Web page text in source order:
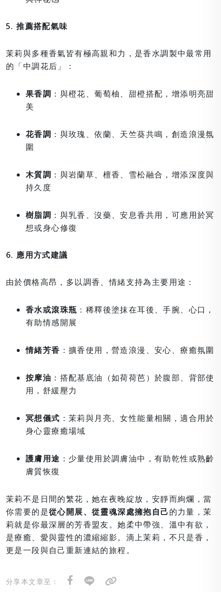
5. 推薦搭配氣味
茉莉與多種香氣皆有極高親和力，是香水調製中最常用
的「中調花后」：
果香調 ：與橙花、葡萄柚、甜橙搭配，增添明亮甜
美
花香調 ：與玫瑰、依蘭、天竺葵共鳴，創造浪漫氛
圍
木質調 ：與岩蘭草、檀香、雪松融合，增添深度與
持久度
樹脂調 ：與乳香、沒藥、安息香共用，可應用於冥
想或身心修復
6. 應用方式建議
由於價格高昂，多以調香、情緒支持為主要用途：
香水或滾珠瓶 ：稀釋後塗抹在耳後、手腕、心口，
有助情感開展
情緒芳香 ：擴香使用，營造浪漫、安心、療癒氛圍
按摩油 ：搭配基底油（如荷荷芭）於腹部、背部使
用，舒緩壓力
冥想儀式 ：茉莉與月亮、女性能量相關，適合用於
身心靈療癒場域
護膚用途 ：少量使用於調膚油中，有助乾性或熟齡
膚質恢復
茉莉不是日間的繁花，她在夜晚綻放，安靜而絢爛，當
你需要的是從心開展、從靈魂深處擁抱自己的力量，茉
莉就是你最深層的芳香盟友。她柔中帶強、溫中有欲，
是療癒、愛與靈性的濃縮縮影。滴上茉莉，不只是香，
更是一段與自己重新連結的旅程。
分享本文章至：